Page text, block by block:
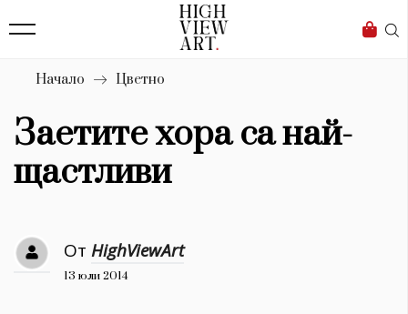
Бизнес
Мода
Dialogue
Изкуство
4340
Красота
777
Начало Цветно
Заетите хора са най-
щастливи
От HighViewArt
13 юли 2014